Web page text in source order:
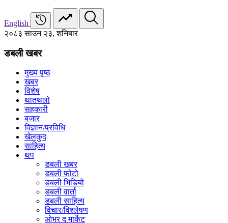
English
२०८३ साउन २३, शनिबार
डबली खबर
मुख्य पृष्ठ
खबर
विशेष
थातथलो
सहकारी
बजार
विज्ञान/प्रविधि
खेलकुद
साहित्य
थप
डबली खबर
डबली फोटो
डबली भिडियो
डबली वार्ता
डबली साहित्य
विचार/विश्‍लेषण
ओभर द मार्केट